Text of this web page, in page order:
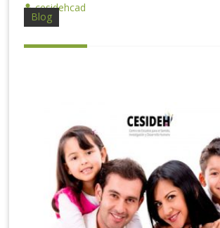
Blog
cesidehcad